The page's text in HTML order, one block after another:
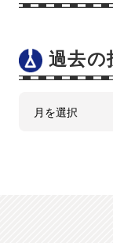
過去の